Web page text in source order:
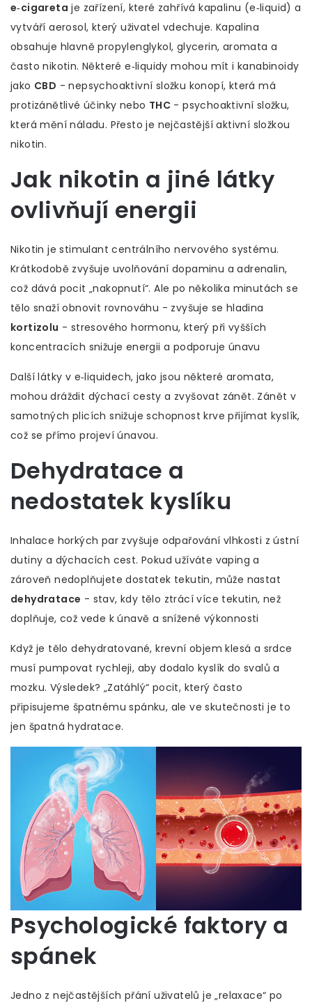
e‑cigareta je zařízení, které zahřívá kapalinu (e‑liquid) a
vytváří aerosol, který uživatel vdechuje. Kapalina
obsahuje hlavně propylenglykol, glycerin, aromata a
často nikotin. Některé e‑liquidy mohou mít i kanabinoidy
jako CBD -nepsychoaktivní složku konopí, která má
protizánětlivé účinky nebo THC - psychoaktivní složku,
která mění náladu. Přesto je nejčastější aktivní složkou
nikotin.
Jak nikotin a jiné látky
ovlivňují energii
Nikotin je stimulant centrálního nervového systému.
Krátkodobě zvyšuje uvolňování dopaminu a adrenalin,
což dává pocit „nakopnutí“. Ale po několika minutách se
tělo snaží obnovit rovnováhu - zvyšuje se hladina
kortizolu - stresového hormonu, který při vyšších
koncentracích snižuje energii a podporuje únavu
Další látky v e‑liquidech, jako jsou některé aromata,
mohou dráždit dýchací cesty a zvyšovat zánět. Zánět v
samotných plicích snižuje schopnost krve přijímat kyslík,
což se přímo projeví únavou.
Dehydratace a
nedostatek kyslíku
Inhalace horkých par zvyšuje odpařování vlhkosti z ústní
dutiny a dýchacích cest. Pokud užíváte vaping a
zároveň nedoplňujete dostatek tekutin, může nastat
dehydratace - stav, kdy tělo ztrácí více tekutin, než
doplňuje, což vede k únavě a snížené výkonnosti
Když je tělo dehydratované, krevní objem klesá a srdce
musí pumpovat rychleji, aby dodalo kyslík do svalů a
mozku. Výsledek? „Zatáhlý“ pocit, který často
připisujeme špatnému spánku, ale ve skutečnosti je to
jen špatná hydratace.
Psychologické faktory a
spánek
Jedno z nejčastějších přání uživatelů je „relaxace“ po